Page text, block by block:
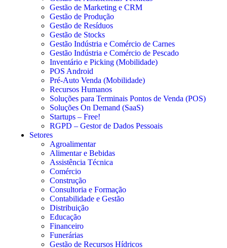
Gestão de Marketing e CRM
Gestão de Produção
Gestão de Resíduos
Gestão de Stocks
Gestão Indústria e Comércio de Carnes
Gestão Indústria e Comércio de Pescado
Inventário e Picking (Mobilidade)
POS Android
Pré-Auto Venda (Mobilidade)
Recursos Humanos
Soluções para Terminais Pontos de Venda (POS)
Soluções On Demand (SaaS)
Startups – Free!
RGPD – Gestor de Dados Pessoais
Setores
Agroalimentar
Alimentar e Bebidas
Assistência Técnica
Comércio
Construção
Consultoria e Formação
Contabilidade e Gestão
Distribuição
Educação
Financeiro
Funerárias
Gestão de Recursos Hídricos